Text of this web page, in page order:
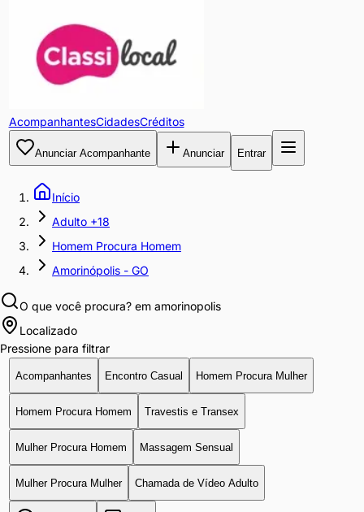
AcompanhantesCidadesCréditos
Anunciar Acompanhante Anunciar Entrar
Início
Adulto +18
Homem Procura Homem
Amorinópolis - GO
O que você procura? em amorinopolis
Localizado
Pressione para filtrar
Acompanhantes Encontro Casual Homem Procura Mulher
Homem Procura Homem Travestis e Transex
Mulher Procura Homem Massagem Sensual
Mulher Procura Mulher Chamada de Vídeo Adulto